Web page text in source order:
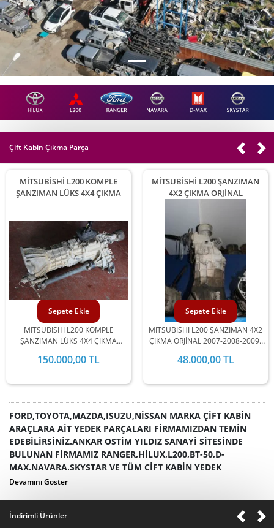
Çift Kabin Çıkma Parça
MİTSUBİSHİ L200 KOMPLE
ŞANZIMAN LÜKS 4X4 ÇIKMA
MİTSUBİSHİ L200 KOMPLE
ŞANZIMAN LÜKS 4X4 ÇIKMA
2011-2012-2013-2014-2015
STOKLARIMIZDA MEVCUTTUR.
150.000,00 TL
Sepete Ekle
MİTSUBİSHİ L200 ŞANZIMAN
4X2 ÇIKMA ORJİNAL
MİTSUBİSHİ L200 ŞANZIMAN 4X2
ÇIKMA ORJİNAL 2007-2008-2009-
MODEL ARALIĞINDA
48.000,00 TL
Sepete Ekle
FORD,TOYOTA,MAZDA,ISUZU,NİSSAN MARKA ÇİFT KABİN
ARAÇLARA AİT YEDEK PARÇALARI FİRMAMIZDAN TEMİN
EDEBİLİRSİNİZ.ANKAR OSTİM YILDIZ SANAYİ SİTESİNDE
BULUNAN FİRMAMIZ RANGER,HİLUX,L200,BT-50,D-
MAX,NAVARA,SKYSTAR VE TÜM ÇİFT KABİN YEDEK
PARÇALARININ SATIŞINI YAPMAKTADIR..STOKLARIMIZDA
ÇİFT KABİN ARAÇLARA AİT TÜM YEDEK PARÇALAR
FİRMALARI İLE AYNI GÜN KARGOYA VERİLİR.SİTEMİZDE
Devamını Göster
İndirimli Ürünler